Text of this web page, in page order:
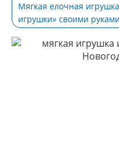
Мягкая елочная
игрушки» своими